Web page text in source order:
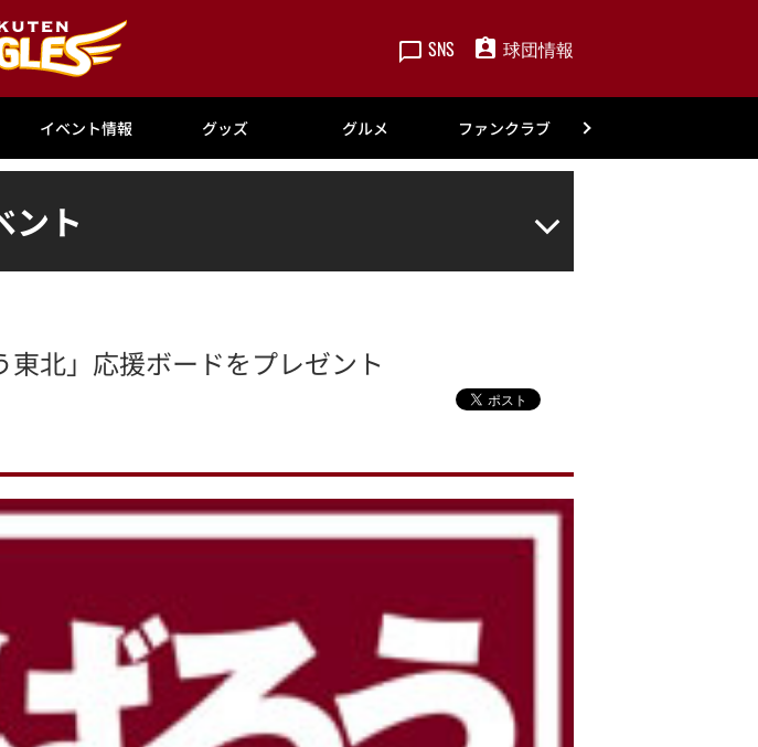
SNS 球団情報
イベント情報 グッズ グルメ ファンクラブ
ント
東北」応援ボードをプレゼント